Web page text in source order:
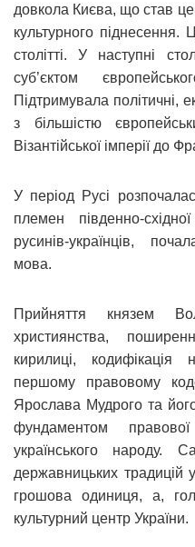
довкола Києва, що став
культурного
столітті. У наступні
суб’єктом
Підтримувала політичні,
з більшістю
Візантійської імперії до
У період Русі
племен південно-
русинів-українців,
мова.
Прийняття князем
християнства,
кирилиці,
першому правовому
Ярослава Мудрого та
фундаментом
українського народу.
державницьких традицій
грошова одиниця, а,
культурний центр України.